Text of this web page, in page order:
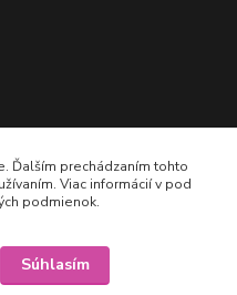
Ďalším prechádzaním tohto
Viac informácií v pod
podmienok.
Súhlasím